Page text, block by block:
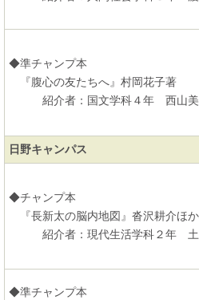
◆準チャンプ本
『腹心の友たちへ』村岡花子著
紹介者：国文学科４年 西山美
日野キャンパス
◆チャンプ本
『長新太の脳内地図』沓沢耕介ほ
紹介者：現代生活学科２年 土
◆準チャンプ本